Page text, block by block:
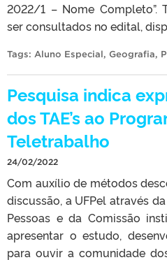
2022/1 – Nome Completo”.
ser consultados no edital,
Tags: Aluno Especial, Geografia,
Pesquisa indica
dos TAE’s ao
Teletrabalho
24/02/2022
Com auxílio de métodos
discussão, a UFPel através
Pessoas e da Comissão
apresentar o estudo,
para ouvir a comunidade